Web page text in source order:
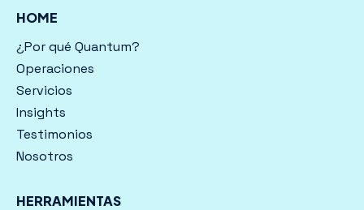
HOME
¿Por qué Quantum?
Operaciones
Servicios
Insights
Testimonios
Nosotros
HERRAMIENTAS